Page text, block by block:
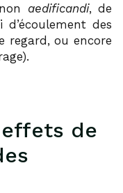
aedificandi, de
d’écoulement des
regard, ou encore
de